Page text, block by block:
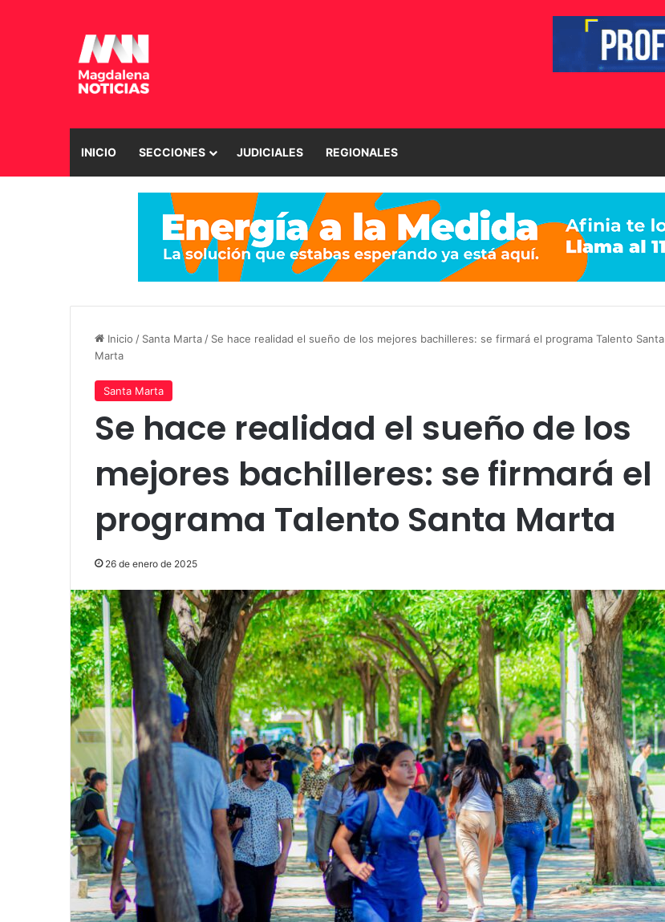
INICIO SECCIONES JUDICIALES REGIONALES
Inicio / Santa Marta / Se hace realidad el sueño de los mejores bachilleres: se firmará el programa Talento Santa
Marta
Santa Marta
Se hace realidad el sueño de los
mejores bachilleres: se firmará el
programa Talento Santa Marta
26 de enero de 2025